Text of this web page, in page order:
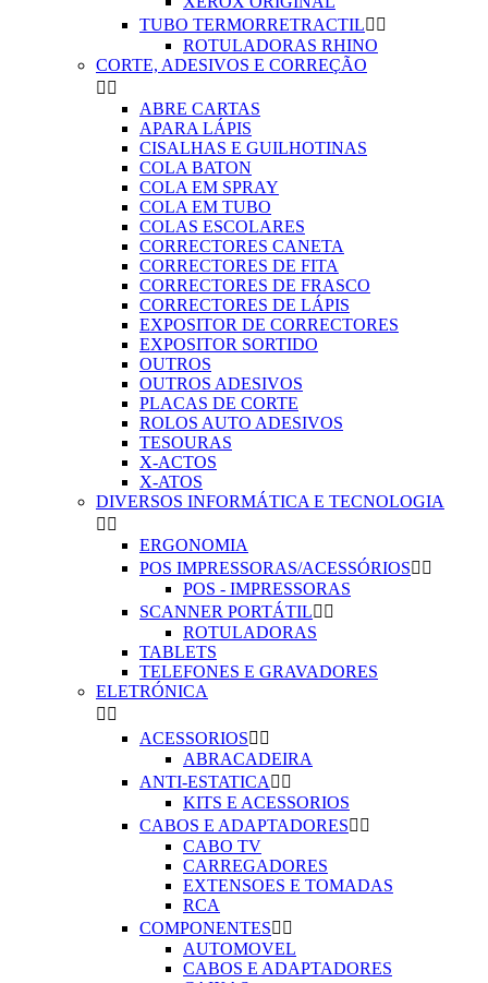
TUBO TERMORRETRACTIL 
ROTULADORAS RHINO
CORTE, ADESIVOS E CORREÇÃO
 
ABRE CARTAS
APARA LÁPIS
CISALHAS E GUILHOTINAS
COLA BATON
COLA EM SPRAY
COLA EM TUBO
COLAS ESCOLARES
CORRECTORES CANETA
CORRECTORES DE FITA
CORRECTORES DE FRASCO
CORRECTORES DE LÁPIS
EXPOSITOR DE CORRECTORES
EXPOSITOR SORTIDO
OUTROS
OUTROS ADESIVOS
PLACAS DE CORTE
ROLOS AUTO ADESIVOS
TESOURAS
X-ACTOS
X-ATOS
DIVERSOS INFORMÁTICA E TECNOLOGIA
 
ERGONOMIA
POS IMPRESSORAS/ACESSÓRIOS 
POS - IMPRESSORAS
SCANNER PORTÁTIL 
ROTULADORAS
TABLETS
TELEFONES E GRAVADORES
ELETRÓNICA
 
ACESSORIOS 
ABRACADEIRA
ANTI-ESTATICA  
KITS E ACESSORIOS
CABOS E ADAPTADORES 
CABO TV
CARREGADORES
EXTENSOES E TOMADAS
RCA
COMPONENTES 
AUTOMOVEL
CABOS E ADAPTADORES